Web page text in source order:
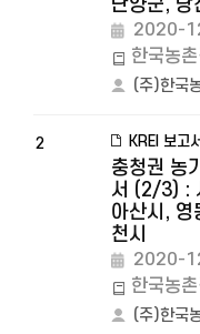
단양군, 당
2020-
한국농
(주)한국
2 KREI 보고서
충청권 농
서 (2/3) :
아산시, 영
천시
2020-
한국농
(주)한국